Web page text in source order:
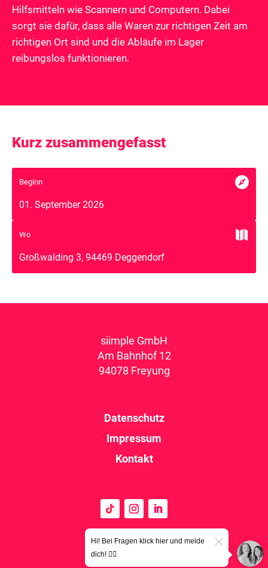
Hilfsmitteln wie Scannern und Computern. Dabei
sorgt sie dafür, dass alle Waren zur richtigen Zeit am
richtigen Ort sind und die Abläufe im Lager
reibungslos funktionieren.
Kurz zusammengefasst
Beginn 
01. September 2026
Wo 
Großwalding 3, 94469 Deggendorf
siimple GmbH
Am Bahnhof 12
94078 Freyung
Datenschutz
Impressum
Kontakt
Hi! Bei Fragen klick hier und melde
dich! 👉🏼